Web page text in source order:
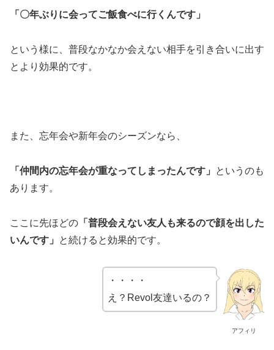
「〇年ぶりに会ってご飯食べに行くんです」
という様に、普段なかなか会えない相手を引き合いに出す
とより効果的です。
また、忘年会や新年会のシーズンなら、
「仲間内の忘年会が重なってしまったんです」
というのも
あります。
ここに先ほどの 「普段会えない友人も来るので顔を出した
いんです」
と続けると効果的です。
アフィリ
・・・・
え？Revol友達いるの？